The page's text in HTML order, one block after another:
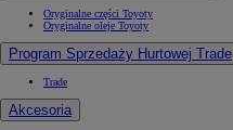
Oryginalne części Toyoty
Oryginalne oleje Toyoty
Program Sprzedaży Hurtowej Trade
Trade
Akcesoria